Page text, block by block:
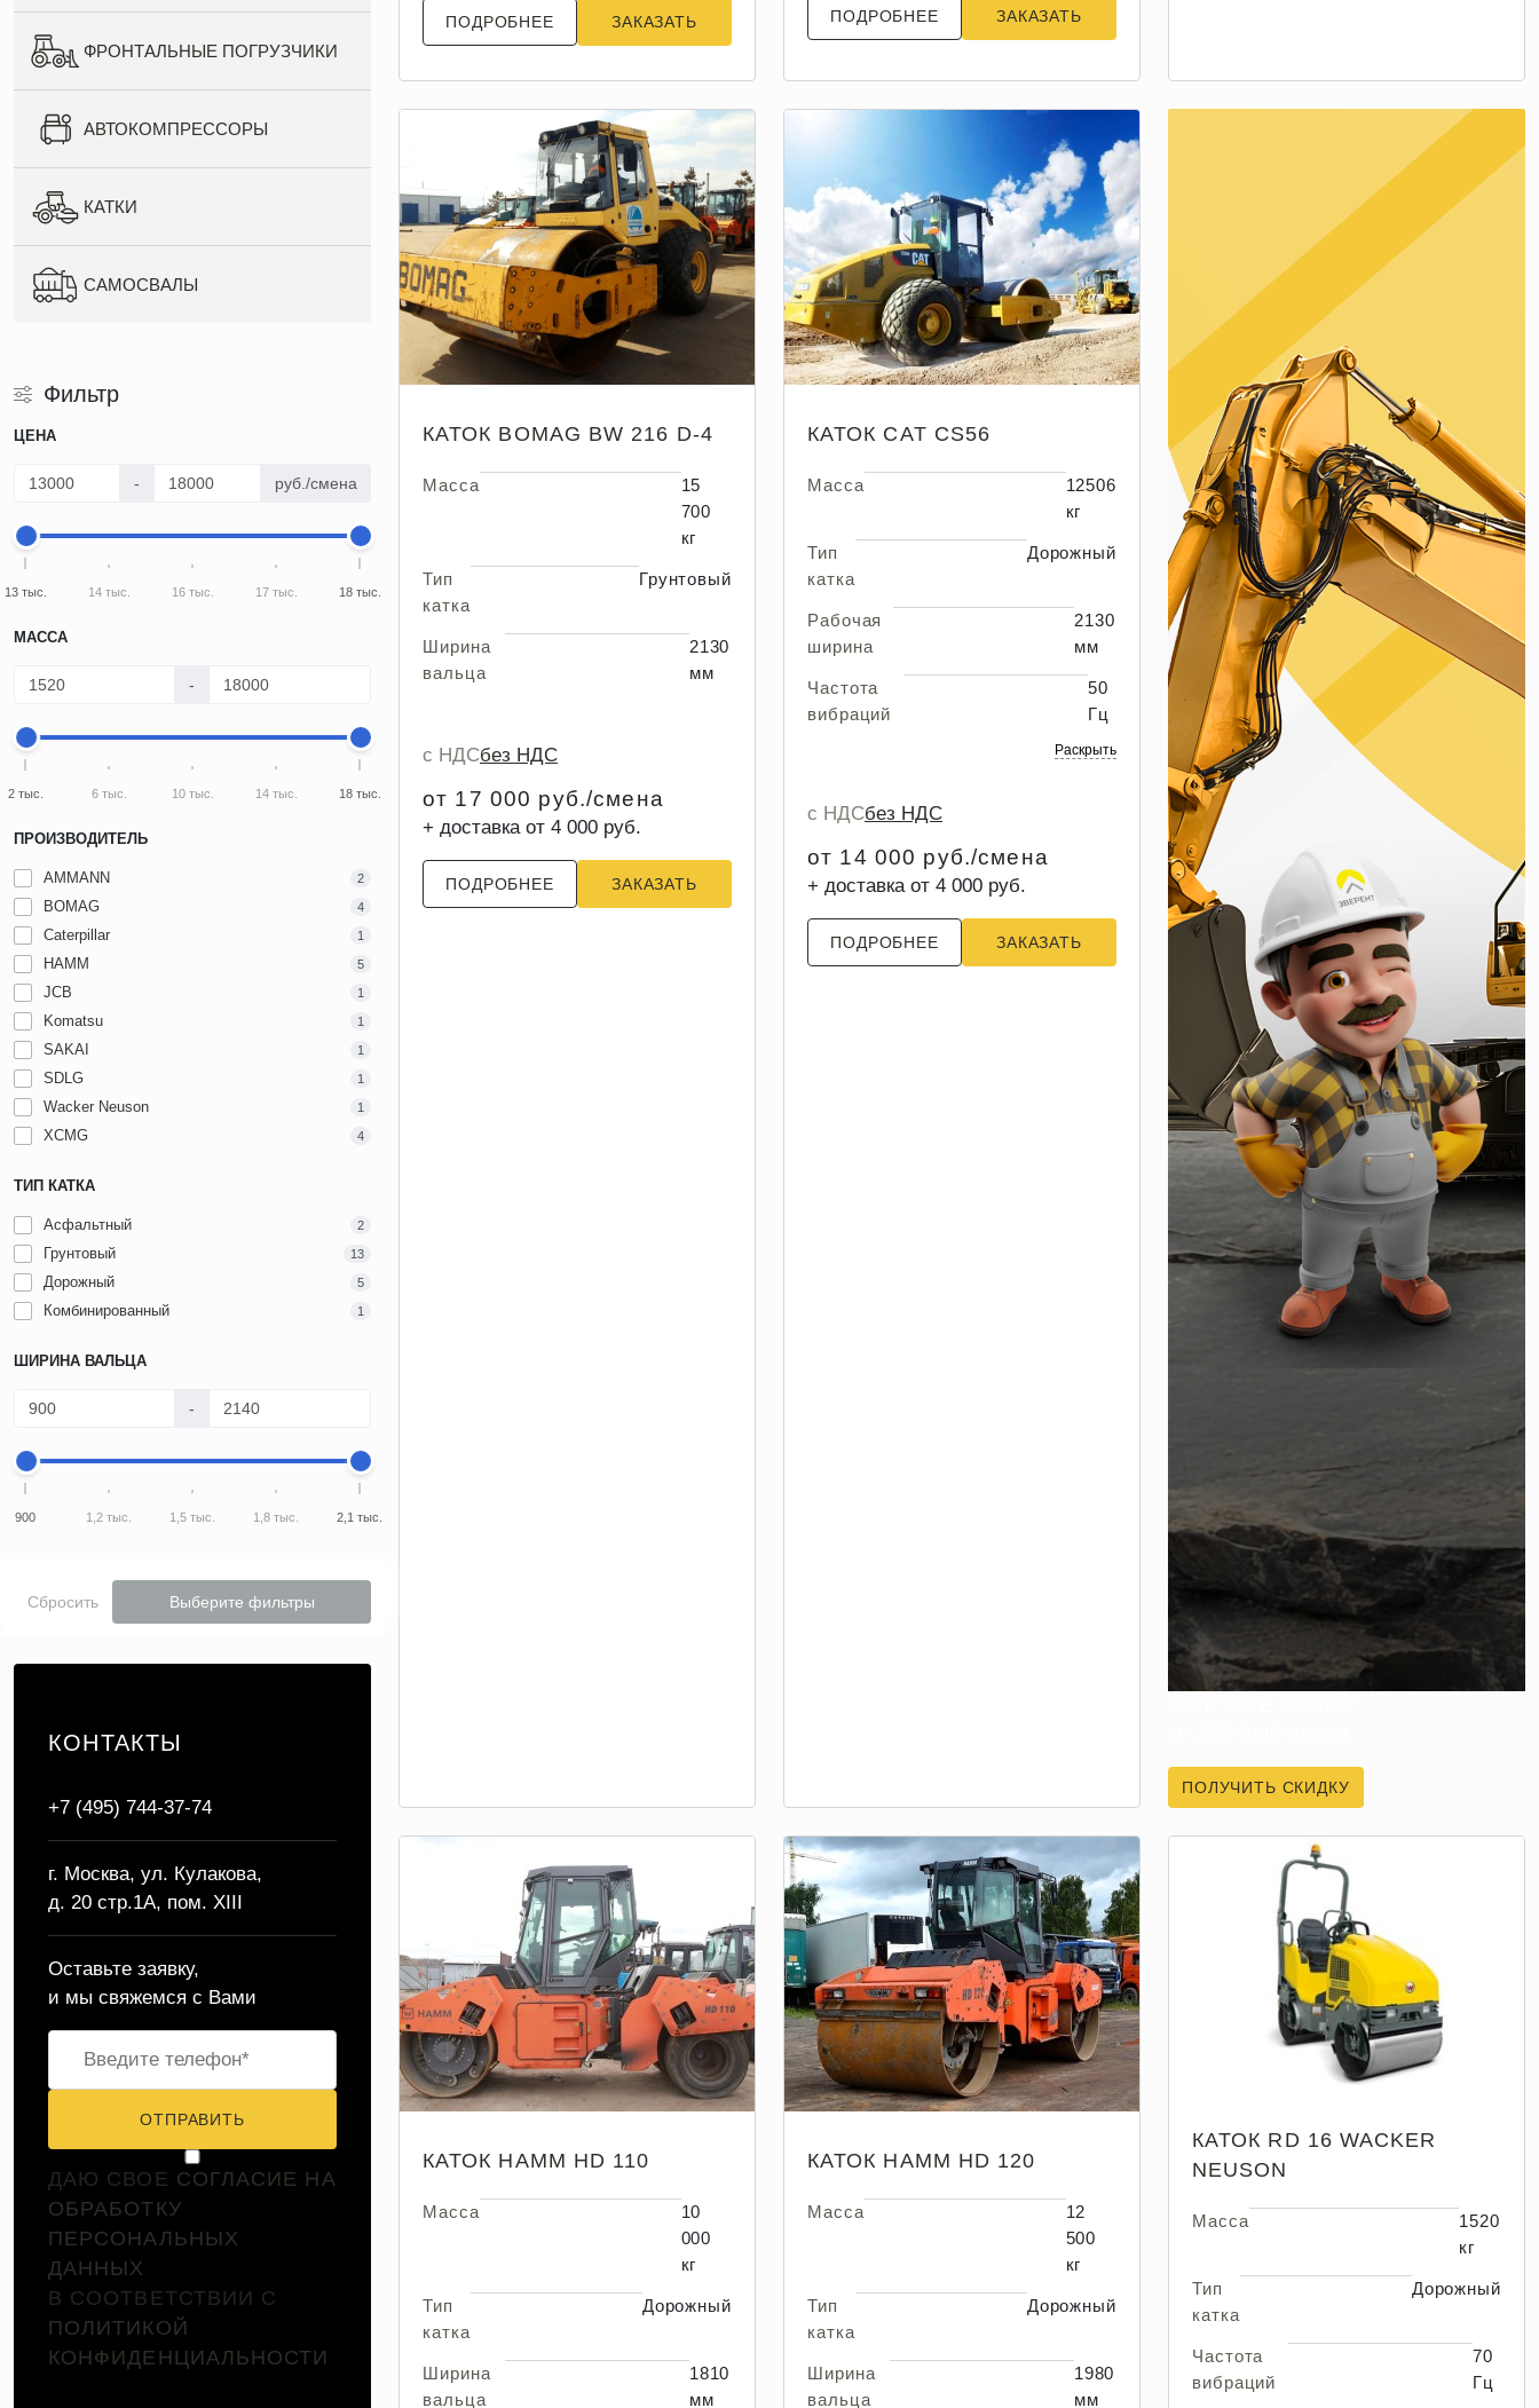
ФРОНТАЛЬНЫЕ ПОГРУЗЧИКИ
АВТОКОМПРЕССОРЫ
КАТКИ
САМОСВАЛЫ
Фильтр
ЦЕНА
- руб./смена
13 тыс. 14 тыс. 16 тыс. 17 тыс. 18 тыс.
МАССА
-
2 тыс. 6 тыс. 10 тыс. 14 тыс. 18 тыс.
ПРОИЗВОДИТЕЛЬ
AMMANN 2
BOMAG 4
Caterpillar 1
HAMM 5
JCB 1
Komatsu 1
SAKAI 1
SDLG 1
Wacker Neuson 1
XCMG 4
ТИП КАТКА
Асфальтный 2
Грунтовый 13
Дорожный 5
Комбинированный 1
ШИРИНА ВАЛЬЦА
-
900 1,2 тыс. 1,5 тыс. 1,8 тыс. 2,1 тыс.
Сбросить Выберите фильтры
КОНТАКТЫ
+7 (495) 744-37-74
г. Москва, ул. Кулакова,
д. 20 стр.1А, пом. XIII
Оставьте заявку,
и мы свяжемся с Вами
ОТПРАВИТЬ
ДАЮ СВОЕ СОГЛАСИЕ НА
ОБРАБОТКУ
ПЕРСОНАЛЬНЫХ
ДАННЫХ
В СООТВЕТСТВИИ С
ПОЛИТИКОЙ
КОНФИДЕНЦИАЛЬНОСТИ
ПОДРОБНЕЕ ЗАКАЗАТЬ ПОДРОБНЕЕ ЗАКАЗАТЬ
КАТОК BOMAG BW 216 D-4
Масса
15
700
кг
Тип
катка
Грунтовый
Ширина
вальца
2130
мм
с НДСбез НДС
от 17 000 руб./смена
+ доставка от 4 000 руб.
ПОДРОБНЕЕ ЗАКАЗАТЬ
КАТОК CAT CS56
Масса
12506
кг
Тип
катка
Дорожный
Рабочая
ширина
2130
мм
Частота
вибраций
50
Гц
Раскрыть
с НДСбез НДС
от 14 000 руб./смена
+ доставка от 4 000 руб.
ПОДРОБНЕЕ ЗАКАЗАТЬ
ПОЛУЧИТЬ СКИДКУ
КАТОК HAMM HD 110
Масса
10
000
кг
Тип
катка
Дорожный
Ширина
вальца
1810
мм
КАТОК HAMM HD 120
Масса
12
500
кг
Тип
катка
Дорожный
Ширина
вальца
1980
мм
КАТОК RD 16 WACKER
NEUSON
Масса
1520
кг
Тип
катка
Дорожный
Частота
вибраций
70
Гц